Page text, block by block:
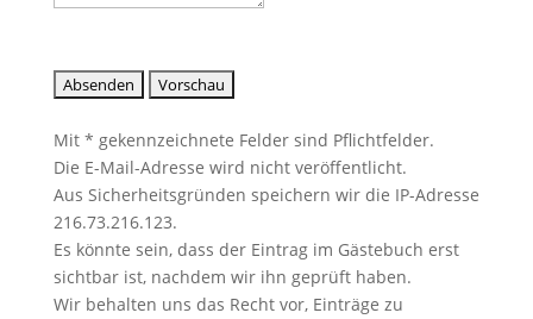
Mit * gekennzeichnete Felder sind Pflichtfelder.
Die E-Mail-Adresse wird nicht veröffentlicht.
Aus Sicherheitsgründen speichern wir die IP-Adresse
216.73.216.123.
Es könnte sein, dass der Eintrag im Gästebuch erst
sichtbar ist, nachdem wir ihn geprüft haben.
Wir behalten uns das Recht vor, Einträge zu